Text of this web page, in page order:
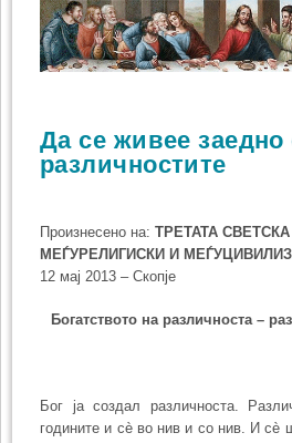
Да се живее заедно
различностите
Произнесено на: ТРЕТАТА
МЕЃУРЕЛИГИСКИ И
12 мај 2013 – Скопје
Богатството на различноста –
Бог ја создал различноста.
годините и сè во нив и со нив. И сè